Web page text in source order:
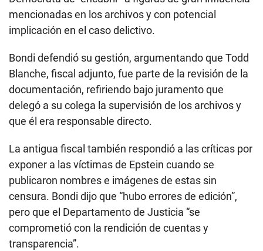
mencionadas en los archivos y con potencial
implicación en el caso delictivo.
Bondi defendió su gestión, argumentando que Todd
Blanche, fiscal adjunto, fue parte de la revisión de la
documentación, refiriendo bajo juramento que
delegó a su colega la supervisión de los archivos y
que él era responsable directo.
La antigua fiscal también respondió a las críticas por
exponer a las víctimas de Epstein cuando se
publicaron nombres e imágenes de estas sin
censura. Bondi dijo que “hubo errores de edición”,
pero que el Departamento de Justicia “se
comprometió con la rendición de cuentas y
transparencia”.